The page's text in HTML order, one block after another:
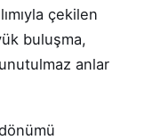
çekilen
buluşma,
anlar